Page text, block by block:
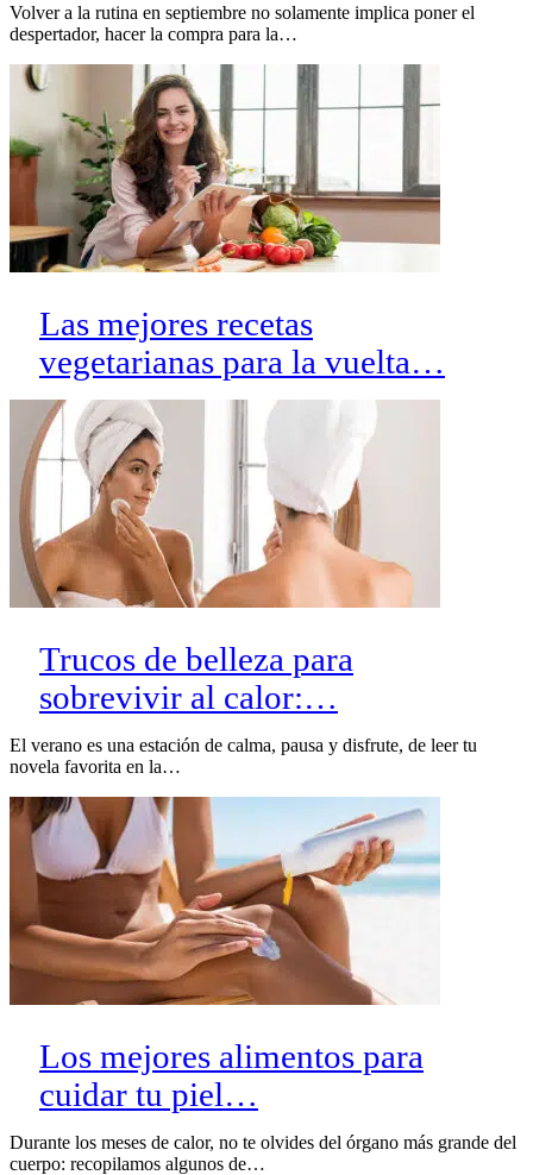
Volver a la rutina en septiembre no solamente implica poner el
despertador, hacer la compra para la…
Las mejores recetas
vegetarianas para la vuelta…
Trucos de belleza para
sobrevivir al calor:…
El verano es una estación de calma, pausa y disfrute, de leer tu
novela favorita en la…
Los mejores alimentos para
cuidar tu piel…
Durante los meses de calor, no te olvides del órgano más grande del
cuerpo: recopilamos algunos de…